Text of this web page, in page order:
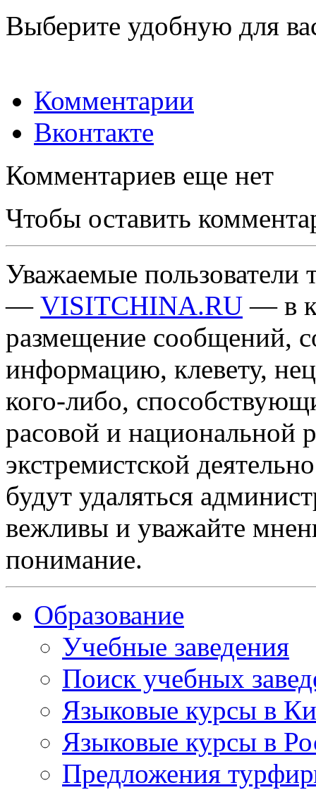
Выберите удобную для
Комментарии
Вконтакте
Комментариев еще нет
Чтобы оставить
Уважаемые пользователи
— VISITCHINA.RU — в
размещение сообщений,
информацию, клевету,
кого-либо,
расовой и национальной
экстремистской
будут удаляться
вежливы и уважайте
понимание.
Образование
Учебные заведения
Поиск учебных
Языковые курсы в
Языковые курсы в
Предложения